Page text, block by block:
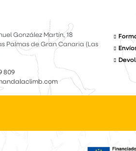
González Martín, 18
Palmas de Gran Canaria (Las
809